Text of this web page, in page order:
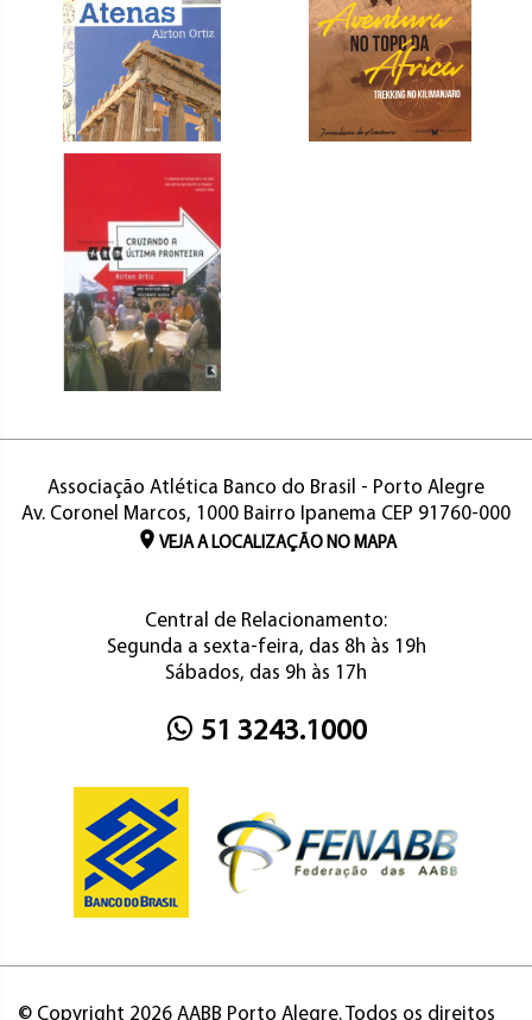
Associação Atlética Banco do Brasil - Porto Alegre
Av. Coronel Marcos, 1000 Bairro Ipanema CEP 91760-000
VEJA A LOCALIZAÇÃO NO MAPA
Central de Relacionamento:
Segunda a sexta-feira, das 8h às 19h
Sábados, das 9h às 17h
51 3243.1000
© Copyright 2026 AABB Porto Alegre. Todos os direitos